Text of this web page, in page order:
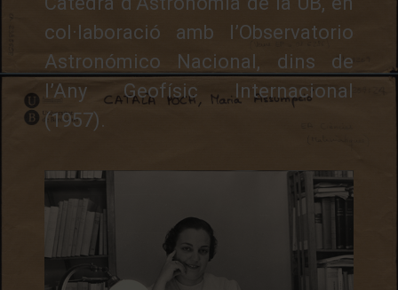
col·laboració amb l’Observatorio
Astronómico Nacional, dins de
l’Any Geofísic Internacional
(1957).